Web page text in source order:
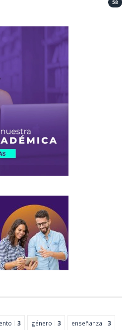
58
3 género 3 enseñanza 3